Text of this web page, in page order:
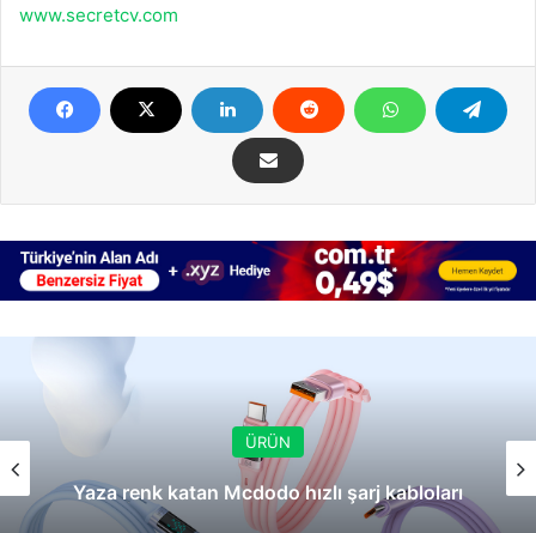
www.secretcv.com
ÜRÜN
Yaza renk katan Mcdodo hızlı şarj kabloları